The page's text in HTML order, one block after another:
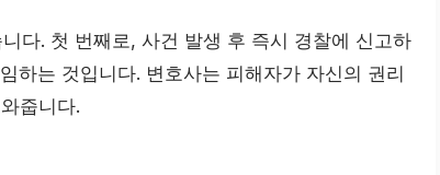
다. 첫 번째로, 사건 발생 후 즉시 경찰에 신고하
하는 것입니다. 변호사는 피해자가 자신의 권리
줍니다.